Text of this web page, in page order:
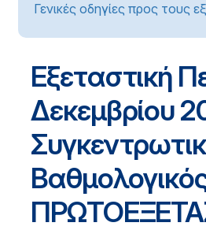
Γενικές οδηγίες προς τους
Εξεταστική
Δεκεμβρίου